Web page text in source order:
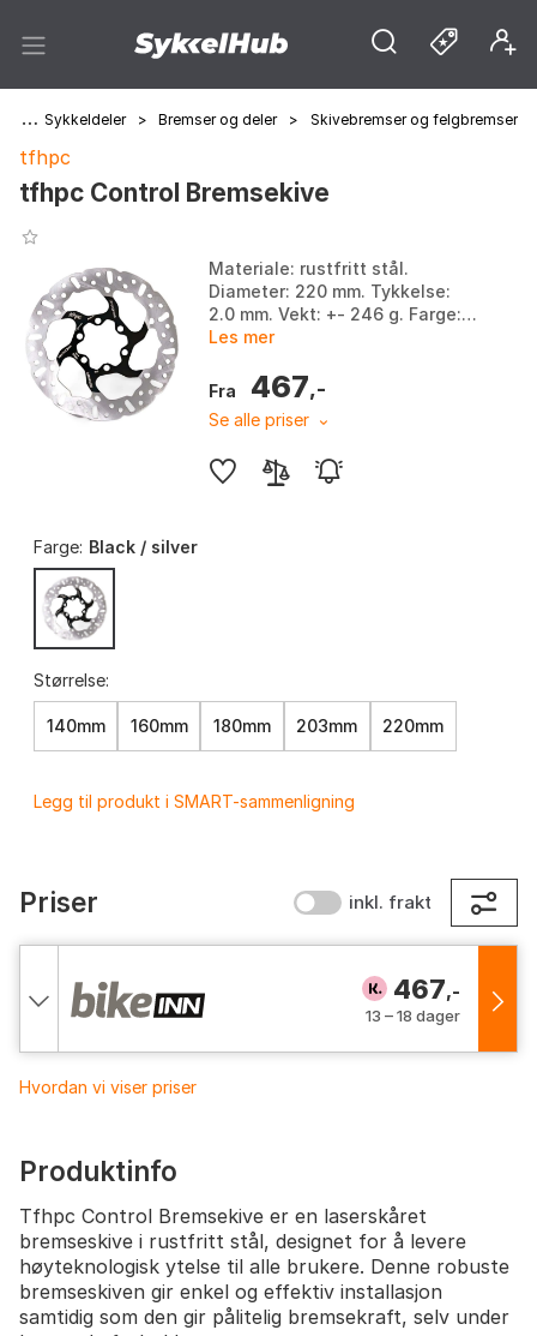
> Sykkeldeler > Bremser og deler > Skivebremser og felgbremser
tfhpc
tfhpc Control Bremsekive
Materiale: rustfritt stål.
Diameter: 220 mm. Tykkelse:
2.0 mm. Vekt: +- 246 g. Farge:
Black / silver. Størrelse: 140mm,
220mm.
Les mer
Fra 467,-
Se alle priser
Farge: Black / silver
Størrelse:
140mm 160mm 180mm 203mm 220mm
Legg til produkt i SMART-sammenligning
Priser inkl. frakt
467,-
13 – 18 dager
Hvordan vi viser priser
Produktinfo
Tfhpc Control Bremsekive er en laserskåret
bremseskive i rustfritt stål, designet for å levere
høyteknologisk ytelse til alle brukere. Denne robuste
bremseskiven gir enkel og effektiv installasjon
samtidig som den gir pålitelig bremsekraft, selv under